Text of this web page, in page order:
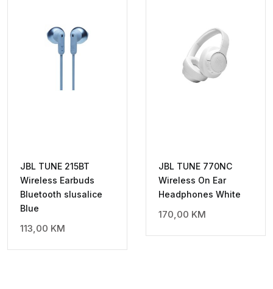
JBL TUNE 215BT
Wireless Earbuds
Bluetooth slusalice
Blue
113,00 KM
JBL TUNE 770NC
Wireless On Ear
Headphones White
170,00 KM